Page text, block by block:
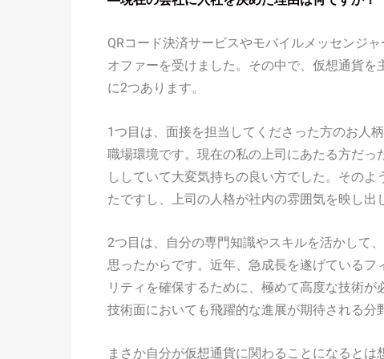
QRコード決済サービスやモバイルメッセンジ
オファーを受けました。その中で、仮想通貨
に2つあります。
1つ目は、面接を担当してくださった方のお人
職場環境です。現在の私の上司にあたる方だ
ししていて大変気持ちの良い方でした。その
たですし、上司の人格が社内の雰囲気を映し出
2つ目は、自分の専門知識やスキルを活かして
思ったからです。近年、急成長を遂げている
リティを確保するために、極めて高度な技術が
技術面においても飛躍的な進展が期待される分
まさか自分が仮想通貨に関わることになると